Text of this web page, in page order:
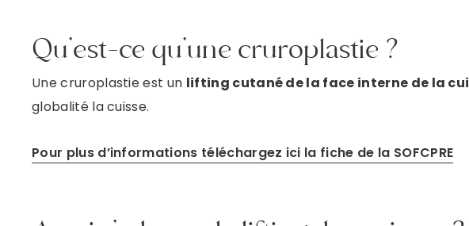
Qu’est-ce qu’une cruroplastie ?
Une cruroplastie est un lifting cutané de la face interne de la
globalité la cuisse.
Pour plus d’informations téléchargez ici la fiche de la SOFCPRE